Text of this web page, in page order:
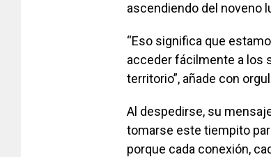
ascendiendo del noveno
“Eso significa que
acceder fácilmente a los
territorio”, añade con
Al despedirse, su
tomarse este tiempito
porque cada conexión,